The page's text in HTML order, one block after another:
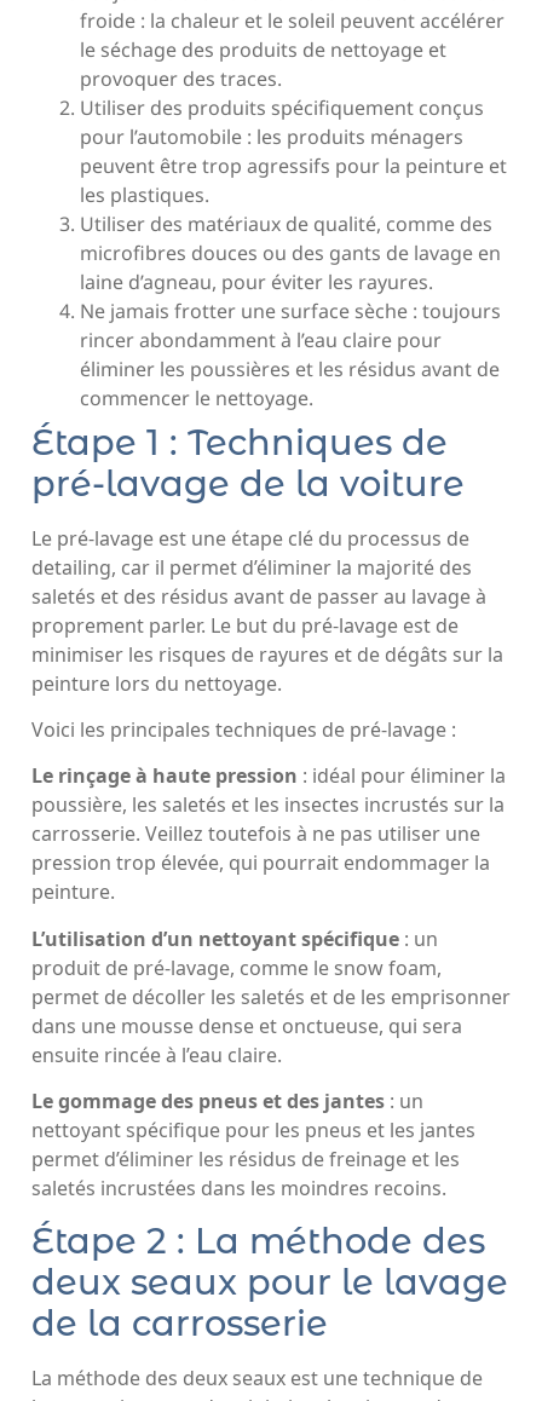
froide : la chaleur et le soleil peuvent accélérer
le séchage des produits de nettoyage et
provoquer des traces.
Utiliser des produits spécifiquement conçus
pour l’automobile : les produits ménagers
peuvent être trop agressifs pour la peinture et
les plastiques.
Utiliser des matériaux de qualité, comme des
microfibres douces ou des gants de lavage en
laine d’agneau, pour éviter les rayures.
Ne jamais frotter une surface sèche : toujours
rincer abondamment à l’eau claire pour
éliminer les poussières et les résidus avant de
commencer le nettoyage.
Étape 1 : Techniques de
pré-lavage de la voiture
Le pré-lavage est une étape clé du processus de
detailing, car il permet d’éliminer la majorité des
saletés et des résidus avant de passer au lavage à
proprement parler. Le but du pré-lavage est de
minimiser les risques de rayures et de dégâts sur la
peinture lors du nettoyage.
Voici les principales techniques de pré-lavage :
Le rinçage à haute pression : idéal pour éliminer la
poussière, les saletés et les insectes incrustés sur la
carrosserie. Veillez toutefois à ne pas utiliser une
pression trop élevée, qui pourrait endommager la
peinture.
L’utilisation d’un nettoyant spécifique : un
produit de pré-lavage, comme le snow foam,
permet de décoller les saletés et de les emprisonner
dans une mousse dense et onctueuse, qui sera
ensuite rincée à l’eau claire.
Le gommage des pneus et des jantes : un
nettoyant spécifique pour les pneus et les jantes
permet d’éliminer les résidus de freinage et les
saletés incrustées dans les moindres recoins.
Étape 2 : La méthode des
deux seaux pour le lavage
de la carrosserie
La méthode des deux seaux est une technique de